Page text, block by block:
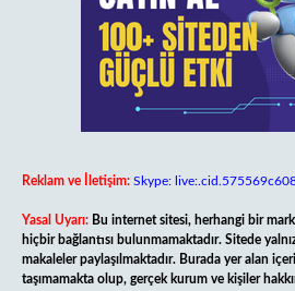
Reklam ve İletişim: Skype:
Yasal Uyarı: Bu internet sitesi, herhangi bir
hiçbir bağlantısı bulunmamaktadır. Sitede
makaleler paylaşılmaktadır. Burada yer alan
taşımamakta olup, gerçek kurum ve kişiler